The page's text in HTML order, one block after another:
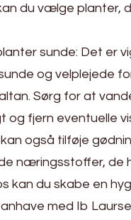
du vælge planter,
sunde: Det er
og velplejede
Sørg for at
og fjern eventuelle
også tilføje
næringsstoffer, de
kan du skabe en
med Ib